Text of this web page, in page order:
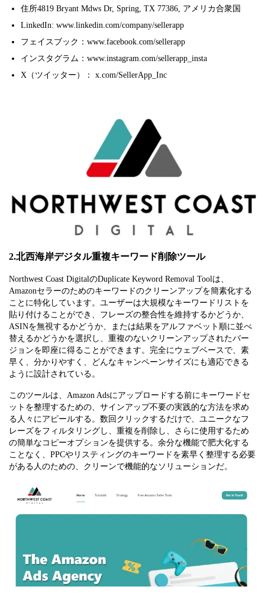
住所4819 Bryant Mdws Dr, Spring, TX 77386, アメリカ合衆国
LinkedIn: www.linkedin.com/company/sellerapp
フェイスブック：www.facebook.com/sellerapp
インスタグラム：www.instagram.com/sellerapp_insta
X（ツイッター）： x.com/SellerApp_Inc
2.北西海岸デジタル重複キーワード削除ツール
Northwest Coast DigitalのDuplicate Keyword Removal Toolは、
Amazonセラーのためのキーワードのクリーンアップを簡素化する
ことに特化しています。ユーザーは大規模なキーワードリストを
貼り付けることができ、フレーズの整合性を維持するかどうか、
ASINを無視するかどうか、または結果をアルファベット順に並べ
替えるかどうかを選択し、重複のないクリーンアップされたバー
ジョンを即座に得ることができます。完全にウェブベースで、素
早く、分かりやすく、どんなキャンペーンサイズにも適応できる
ように設計されている。
このツールは、Amazon Adsにアップロードする前にキーワードセ
ットを整理するための、サインアップ不要の実践的な方法を求め
る人々にアピールする。数回クリックするだけで、ユニークなフ
レーズをフィルタリングし、重複を削除し、さらに使用するため
の簡単なコピーオプションを提供する。余分な機能で肥大化する
ことなく、PPCやリスティングのキーワードを素早く整理する必要
がある人のための、クリーンで機能的なソリューションだ。